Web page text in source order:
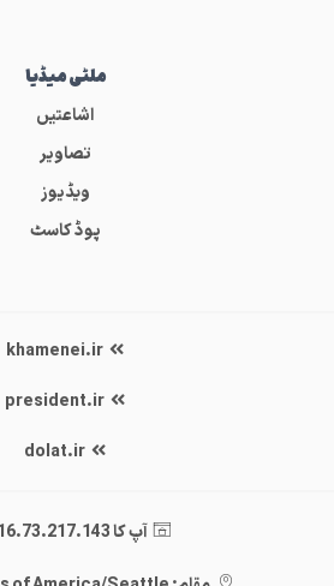
ملٹی میڈیا
اشاعتیں
تصاویر
ویڈیوز
پوڈ کاسٹ
khamenei.ir
president.ir
dolat.ir
آپ کا IP : 216.73.217.143